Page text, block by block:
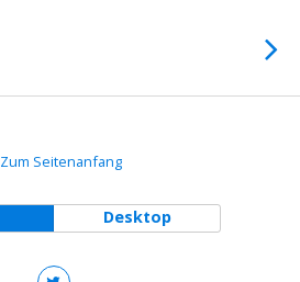
Zum Seitenanfang
Desktop